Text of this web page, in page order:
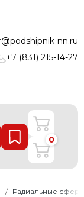
nn.ru
+7 (831) 215-14-27
0
Радиальные